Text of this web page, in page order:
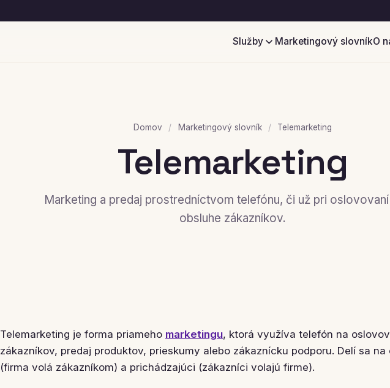
Služby Marketingový slovníkO
Domov / Marketingový slovník / Telemarketing
Telemarketing
Marketing a predaj prostredníctvom telefónu, či už pri
obsluhe zákazníkov.
Telemarketing je forma priameho marketingu, ktorá využíva telefón na
zákazníkov, predaj produktov, prieskumy alebo zákaznícku podporu. Delí sa na
(firma volá zákazníkom) a prichádzajúci (zákazníci volajú firme).